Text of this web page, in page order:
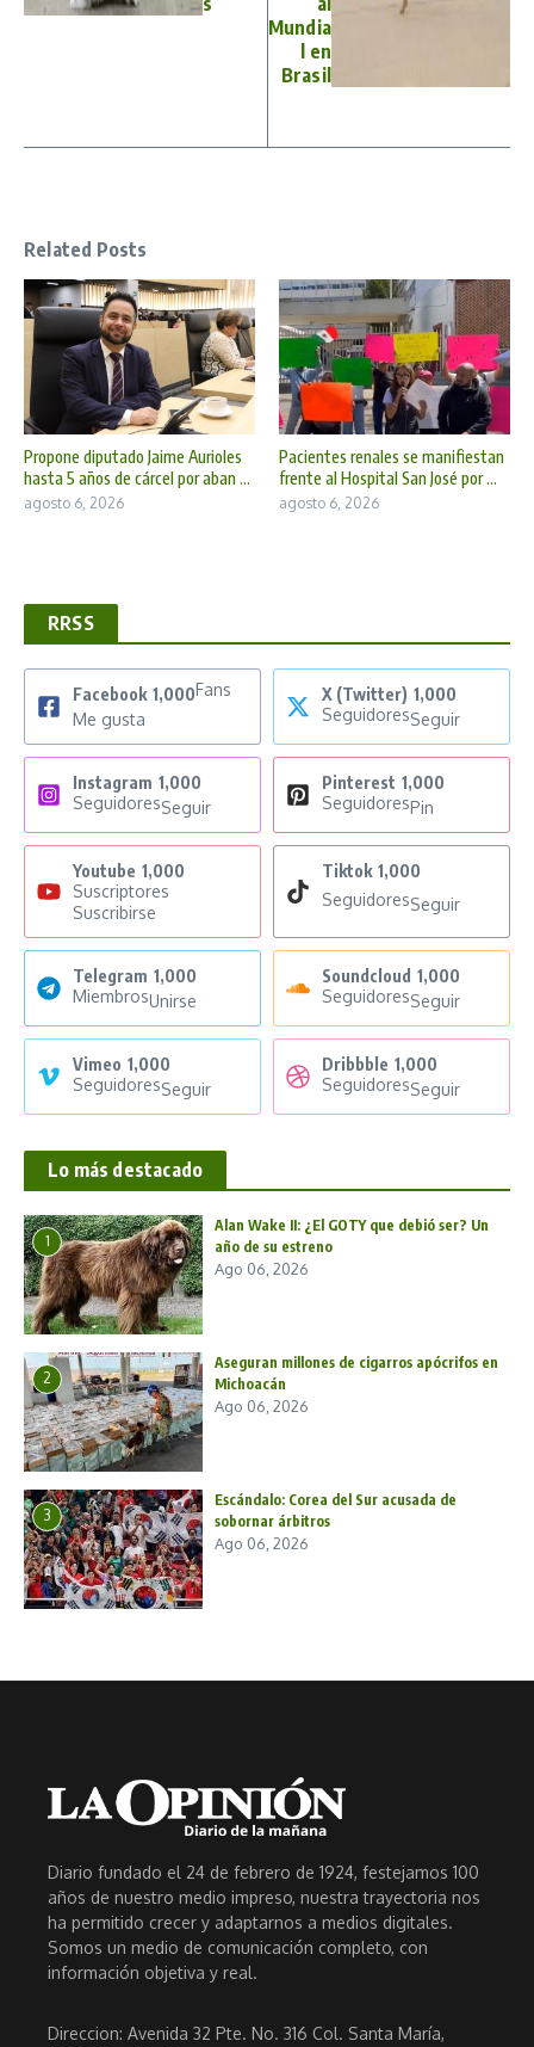
Mundia
l en
Brasil
Related Posts
Propone diputado Jaime Aurioles
hasta 5 años de cárcel por aban ...
agosto 6, 2026
Pacientes renales se manifiestan
frente al Hospital San José por ...
agosto 6, 2026
RRSS
Facebook 1,000Fans
Me gusta
X (Twitter) 1,000
SeguidoresSeguir
Instagram 1,000
SeguidoresSeguir
Pinterest 1,000
SeguidoresPin
Youtube 1,000
Suscriptores
Suscribirse
Tiktok 1,000
SeguidoresSeguir
Telegram 1,000
MiembrosUnirse
Soundcloud 1,000
SeguidoresSeguir
Vimeo 1,000
SeguidoresSeguir
Dribbble 1,000
SeguidoresSeguir
Lo más destacado
1
Alan Wake II: ¿El GOTY que debió ser? Un
año de su estreno
Ago 06, 2026
2
Aseguran millones de cigarros apócrifos en
Michoacán
Ago 06, 2026
3
Escándalo: Corea del Sur acusada de
sobornar árbitros
Ago 06, 2026
Diario fundado el 24 de febrero de 1924, festejamos 100
años de nuestro medio impreso, nuestra trayectoria nos
ha permitido crecer y adaptarnos a medios digitales.
Somos un medio de comunicación completo, con
información objetiva y real.
Direccion: Avenida 32 Pte. No. 316 Col. Santa María,